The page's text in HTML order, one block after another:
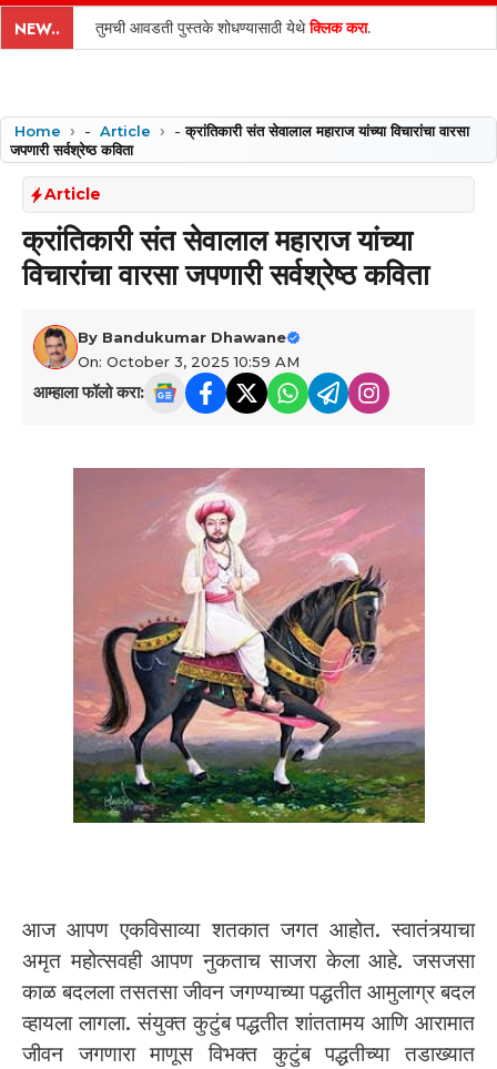
content
NEW.. तुमची आवडती पुस्तके शोधण्यासाठी येथेक्लिक करा.
Home - Article -क्रांतिकारी संत सेवालाल महाराज यांच्या विचारांचा वारसा
जपणारी सर्वश्रेष्ठ कविता
Article
क्रांतिकारी संत सेवालाल महाराज यांच्या
विचारांचा वारसा जपणारी सर्वश्रेष्ठ कविता
By Bandukumar Dhawane
On: October 3, 2025 10:59 AM
आम्हाला फॉलो करा:
आज आपण एकविसाव्या शतकात जगत आहोत. स्वातंत्र्याचा
अमृत महोत्सवही आपण नुकताच साजरा केला आहे. जसजसा
काळ बदलला तसतसा जीवन जगण्याच्या पद्धतीत आमुलाग्र बदल
व्हायला लागला. संयुक्त कुटुंब पद्धतीत शांततामय आणि आरामात
जीवन जगणारा माणूस विभक्त कुटुंब पद्धतीच्या तडाख्यात